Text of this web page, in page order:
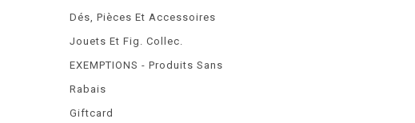
Dés, Pièces Et Accessoires
Jouets Et Fig. Collec.
EXEMPTIONS - Produits Sans
Rabais
Giftcard